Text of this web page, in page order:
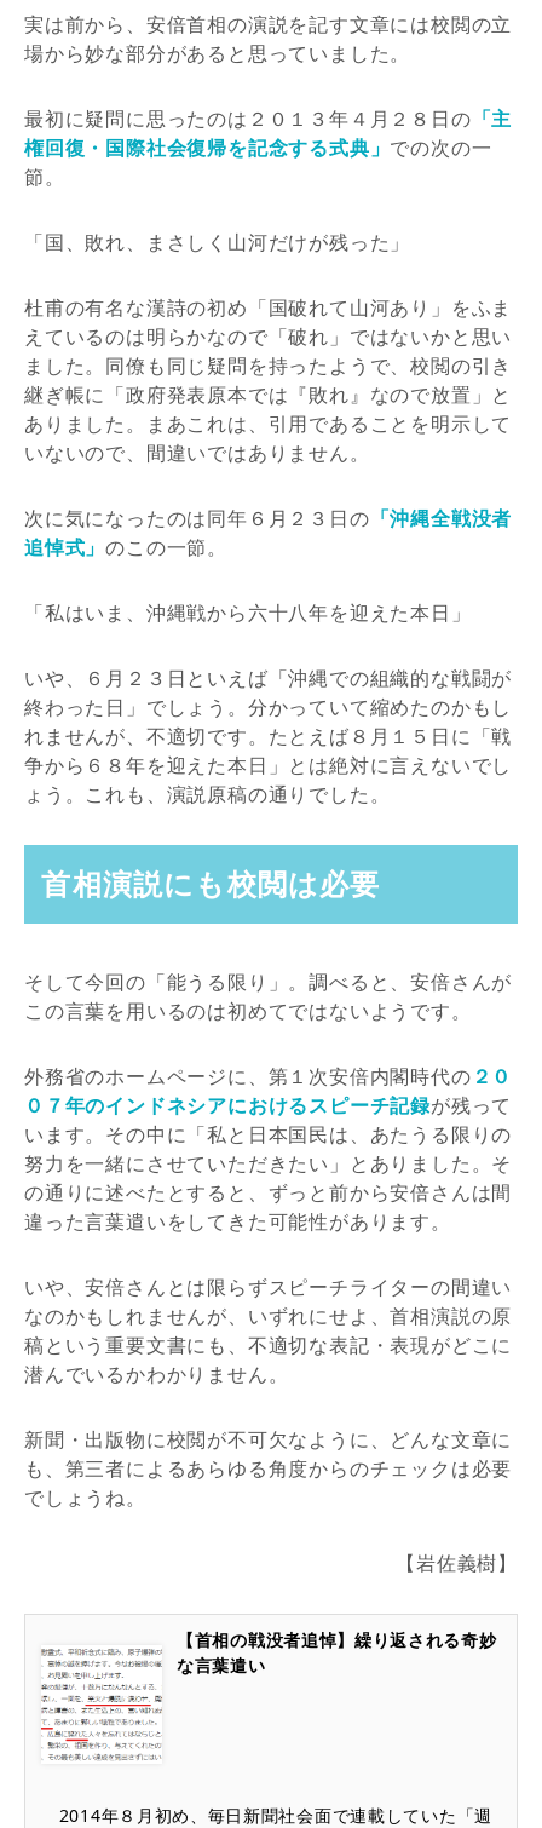
実は前から、安倍首相の演説を記す文章には校閲の立
場から妙な部分があると思っていました。
最初に疑問に思ったのは２０１３年４月２８日の 「主
権回復・国際社会復帰を記念する式典」 での次の一
節。
「国、敗れ、まさしく山河だけが残った」
杜甫の有名な漢詩の初め「国破れて山河あり」をふま
えているのは明らかなので「破れ」ではないかと思い
ました。同僚も同じ疑問を持ったようで、校閲の引き
継ぎ帳に「政府発表原本では『敗れ』なので放置」と
ありました。まあこれは、引用であることを明示して
いないので、間違いではありません。
次に気になったのは同年６月２３日の 「沖縄全戦没者
追悼式」のこの一節。
「私はいま、沖縄戦から六十八年を迎えた本日」
いや、６月２３日といえば「沖縄での組織的な戦闘が
終わった日」でしょう。分かっていて縮めたのかもし
れませんが、不適切です。たとえば８月１５日に「戦
争から６８年を迎えた本日」とは絶対に言えないでし
ょう。これも、演説原稿の通りでした。
首相演説にも校閲は必要
そして今回の「能うる限り」。調べると、安倍さんが
この言葉を用いるのは初めてではないようです。
外務省のホームページに、第１次安倍内閣時代の ２０
０７年のインドネシアにおけるスピーチ記録が残って
います。その中に「私と日本国民は、あたうる限りの
努力を一緒にさせていただきたい」とありました。そ
の通りに述べたとすると、ずっと前から安倍さんは間
違った言葉遣いをしてきた可能性があります。
いや、安倍さんとは限らずスピーチライターの間違い
なのかもしれませんが、いずれにせよ、首相演説の原
稿という重要文書にも、不適切な表記・表現がどこに
潜んでいるかわかりません。
新聞・出版物に校閲が不可欠なように、どんな文章に
も、第三者によるあらゆる角度からのチェックは必要
でしょうね。
【岩佐義樹】
【首相の戦没者追悼】繰り返される奇妙
な言葉遣い
2014年８月初め、毎日新聞社会面で連載していた「週